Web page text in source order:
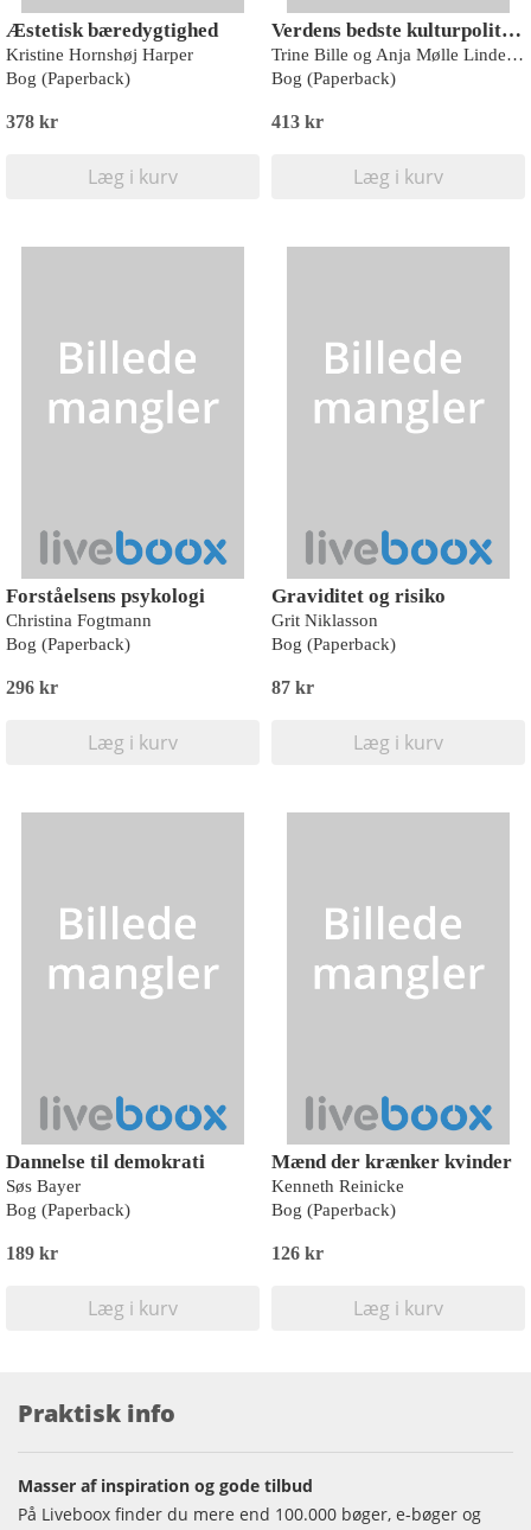
Æstetisk bæredygtighed
Kristine Hornshøj Harper
Bog (Paperback)
378 kr
Læg i kurv
Verdens bedste kulturpolitik?
Trine Bille og Anja Mølle Lindelof
Bog (Paperback)
413 kr
Læg i kurv
Forståelsens psykologi
Christina Fogtmann
Bog (Paperback)
296 kr
Læg i kurv
Graviditet og risiko
Grit Niklasson
Bog (Paperback)
87 kr
Læg i kurv
Dannelse til demokrati
Søs Bayer
Bog (Paperback)
189 kr
Læg i kurv
Mænd der krænker kvinder
Kenneth Reinicke
Bog (Paperback)
126 kr
Læg i kurv
Praktisk info
Masser af inspiration og gode tilbud
På Liveboox finder du mere end 100.000 bøger, e-bøger og